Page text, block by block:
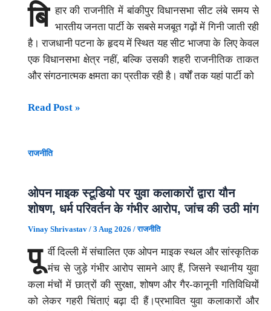
हर
का
आसान
जवाब
अनिल
देशमुख
का
बड़ा
खुलासा
साजिश
की
अब
होगी
सच
पूरी
पड़ताल?
बि हार की राजनीति में बांकीपुर विधानसभा सीट लंबे समय से
भारतीय जनता पार्टी के सबसे मजबूत गढ़ों में गिनी जाती रही
है। राजधानी पटना के हृदय में स्थित यह सीट भाजपा के लिए केवल
एक विधानसभा क्षेत्र नहीं, बल्कि उसकी शहरी राजनीतिक ताकत
और संगठनात्मक क्षमता का प्रतीक रही है। वर्षों तक यहां पार्टी को
बांकीपुर
की
क्या
युवाओं
शासन
पर
सवाल
और
Read Post »
राजनीति
ओपन माइक स्टूडियो पर युवा कलाकारों द्वारा यौन
शोषण, धर्म परिवर्तन के गंभीर आरोप, जांच की उठी मांग
Vinay Shrivastav / 3 Aug 2026 /राजनीति
पू र्वी दिल्ली में संचालित एक ओपन माइक स्थल और सांस्कृतिक
मंच से जुड़े गंभीर आरोप सामने आए हैं, जिसने स्थानीय युवा
कला मंचों में छात्रों की सुरक्षा, शोषण और गैर-कानूनी गतिविधियों
को लेकर गहरी चिंताएं बढ़ा दी हैं।​प्रभावित युवा कलाकारों और